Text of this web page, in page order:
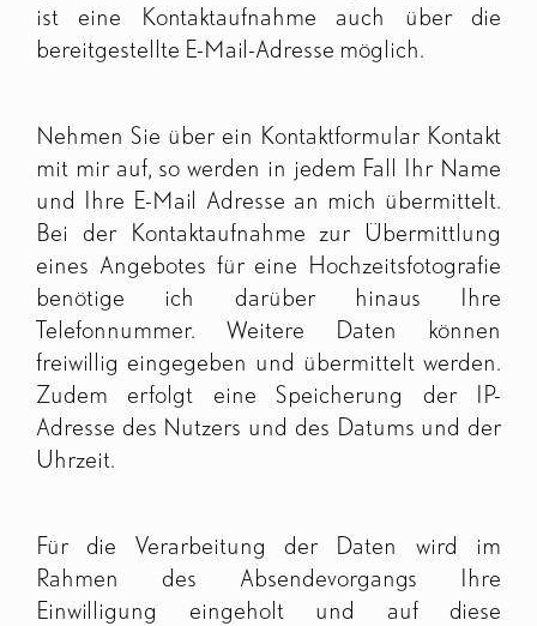
ist eine Kontaktaufnahme auch über die
bereitgestellte E-Mail-Adresse möglich.
Nehmen Sie über ein Kontaktformular Kontakt
mit mir auf, so werden in jedem Fall Ihr Name
und Ihre E-Mail Adresse an mich übermittelt.
Bei der Kontaktaufnahme zur Übermittlung
eines Angebotes für eine Hochzeitsfotografie
benötige ich darüber hinaus Ihre
Telefonnummer. Weitere Daten können
freiwillig eingegeben und übermittelt werden.
Zudem erfolgt eine Speicherung der IP-
Adresse des Nutzers und des Datums und der
Uhrzeit.
Für die Verarbeitung der Daten wird im
Rahmen des Absendevorgangs Ihre
Einwilligung eingeholt und auf diese